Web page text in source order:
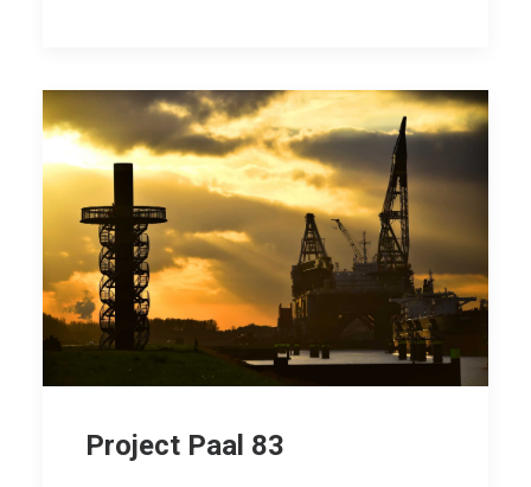
Project Paal 83